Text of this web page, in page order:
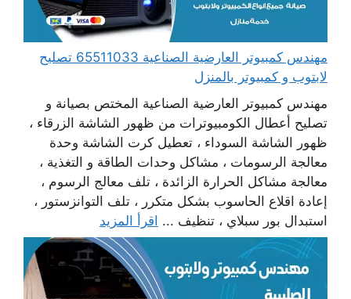
مهندس كمبيوتر العارضية الصناعية 65511033 تصليح
لابتوب و كمبيوتر بالمنزل
مهندس كمبيوتر العارضية الصناعية المختص بصيانة و
تصليح أعطال الكومبيوترات من ظهور الشاشة الزرقاء ،
ظهور الشاشة السوداء ، تعطيل كرت الشاشة وحدة
معالجة الرسومات ، مشاكل وحدات الطاقة و التغذية ،
معالجة مشاكل الحرارة الزائدة ، تلف معالج الرسوم ،
إعادة اقلاع الحاسوب بشكل متكرر ، تلف التوانزستور ،
استبدال بور سبلاي ، تنظيف ... اقرأ المزيد